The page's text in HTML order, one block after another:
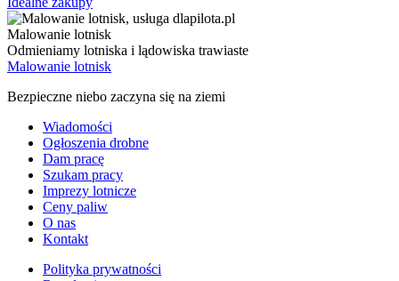
Malowanie lotnisk
Odmieniamy lotniska i lądowiska trawiaste
Malowanie lotnisk
Bezpieczne niebo zaczyna się na ziemi
Wiadomości
Ogłoszenia drobne
Dam pracę
Szukam pracy
Imprezy lotnicze
Ceny paliw
O nas
Kontakt
Polityka prywatności